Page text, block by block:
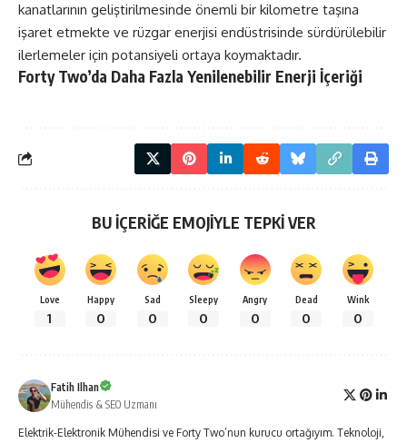
kanatlarının geliştirilmesinde önemli bir kilometre taşına
işaret etmekte ve rüzgar enerjisi endüstrisinde sürdürülebilir
ilerlemeler için potansiyeli ortaya koymaktadır.
Forty Two’da Daha Fazla Yenilenebilir Enerji İçeriği
BU İÇERİĞE EMOJİYLE TEPKİ VER
Love
1
Happy
0
Sad
0
Sleepy
0
Angry
0
Dead
0
Wink
0
Fatih Ilhan
Mühendis & SEO Uzmanı
Elektrik-Elektronik Mühendisi ve Forty Two’nun kurucu ortağıyım. Teknoloji,